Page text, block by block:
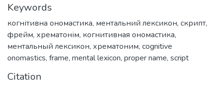
Keywords
когнітивна ономастика, ментальний лексикон, скрипт,
фрейм, хрематонім, когнитивная ономастика,
ментальный лексикон, хрематоним, cognitive
onomastics, frame, mental lexicon, proper name, script
Citation